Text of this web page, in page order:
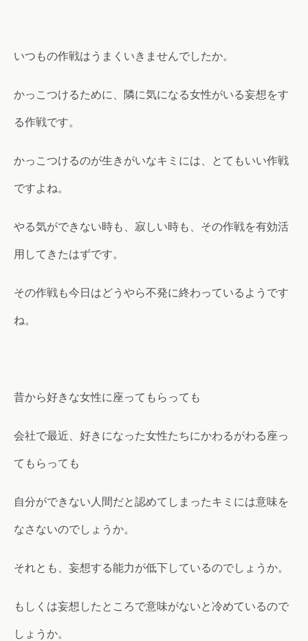
いつもの作戦はうまくいきませんでしたか。
かっこつけるために、隣に気になる女性がいる妄想をす
る作戦です。
かっこつけるのが生きがいなキミには、とてもいい作戦
ですよね。
やる気ができない時も、寂しい時も、その作戦を有効活
用してきたはずです。
その作戦も今日はどうやら不発に終わっているようです
ね。
昔から好きな女性に座ってもらっても
会社で最近、好きになった女性たちにかわるがわる座っ
てもらっても
自分ができない人間だと認めてしまったキミには意味を
なさないのでしょうか。
それとも、妄想する能力が低下しているのでしょうか。
もしくは妄想したところで意味がないと冷めているので
しょうか。